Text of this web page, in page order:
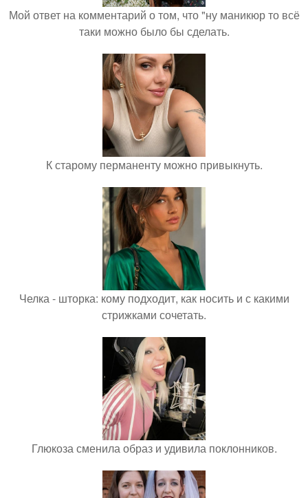
Мой ответ на комментарий о том, что "ну маникюр то всё
таки можно было бы сделать.
К старому перманенту можно привыкнуть.
Челка - шторка: кому подходит, как носить и с какими
стрижками сочетать.
Глюкоза сменила образ и удивила поклонников.